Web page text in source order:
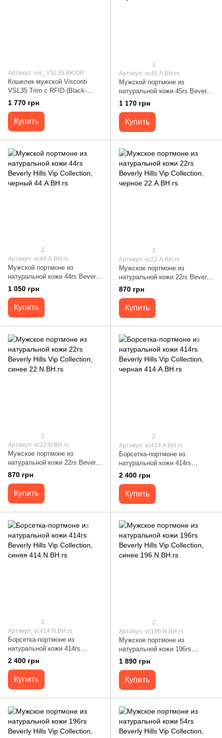
Артикул: vsc_VSL35 BK/OR
Кошелек мужской Visconti
VSL35 Trim c RFID (Black-
Orange)
1 770 грн
Купить
1
Артикул: vc45.A.BH.rs
Мужской портмоне из
натуральной кожи 45rs Beverly
Hills Vip Collection, черный
45.A.BH.rs
1 170 грн
Купить
2
Артикул: vc44.A.BH.rs
Мужской портмоне из
натуральной кожи 44rs Beverly
Hills Vip Collection, черный
44.A.BH.rs
1 050 грн
Купить
1
Артикул: vc22.A.BH.rs
Мужское портмоне из
натуральной кожи 22rs Beverly
Hills Vip Collection, черное
22.A.BH.rs
870 грн
Купить
2
Артикул: vc22.N.BH.rs
Мужское портмоне из
натуральной кожи 22rs Beverly
Hills Vip Collection, синее
22.N.BH.rs
870 грн
Купить
2
Артикул: vc414.A.BH.rs
Борсетка-портмоне из
натуральной кожи 414rs
Beverly Hills Vip Collection,
черная 414.A.BH.rs
2 400 грн
Купить
2
Артикул: vc414.N.BH.rs
Борсетка-портмоне из
натуральной кожи 414rs
Beverly Hills Vip Collection,
синяя 414.N.BH.rs
2 400 грн
Купить
2
Артикул: vc196.N.BH.rs
Мужское портмоне из
натуральной кожи 196rs
Beverly Hills Vip Collection,
синее 196.N.BH.rs
1 890 грн
Купить